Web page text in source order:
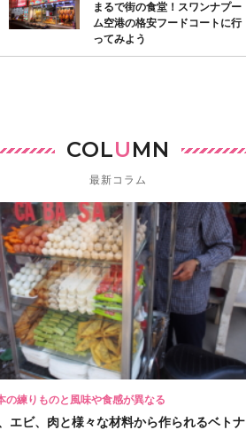
まるで街の食堂！スワンナプー
ム空港の格安フードコートに行
ってみよう
COLUMN
最新コラム
の練りものと風味や食感が異なる
エビ、肉と様々な材料から作られるベトナ